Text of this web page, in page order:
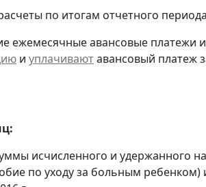
по итогам отчетного
ежемесячные авансовые платежи
и уплачиваютавансовый платеж
исчисленного и удержанного
по уходу за больным